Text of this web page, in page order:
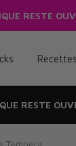
RESTE
Recettes
RESTE